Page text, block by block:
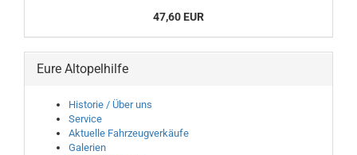
47,60 EUR
Eure Altopelhilfe
Historie / Über uns
Service
Aktuelle Fahrzeugverkäufe
Galerien